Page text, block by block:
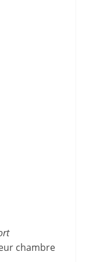
chambre